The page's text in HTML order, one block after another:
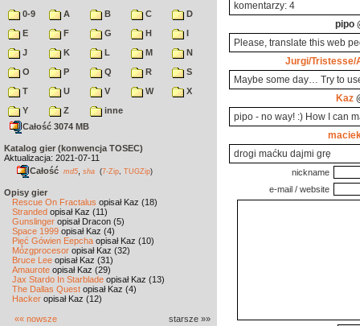
0-9 A B C
D
E
F G H
I
J
K L M
N
O
P Q R
S
T
U V W
X
Y
Z
inne
Całość 3074 MB
Katalog gier (konwencja TOSEC)
Aktualizacja: 2021-07-11
Całość md5 sha (7-Zip TUGZip)
Opisy gier
Rescue On Fractalus opisał Kaz (18)
Stranded opisał Kaz (11)
Gunslinger opisał Dracon (5)
Space 1999 opisał Kaz (4)
Pięć Gówien Eepcha opisał Kaz (10)
Mózgprocesor opisał Kaz (32)
Bruce Lee opisał Kaz (31)
Amaurote opisał Kaz (29)
Jax Stardo In Starblade opisał Kaz (13)
The Dallas Quest opisał Kaz (4)
Hacker opisał Kaz (12)
«« nowsze starsze »»
komentarzy: 4
pipo
Please, translate this web
Jurgi/Tristesse/
Maybe some day… Try to
Kaz
pipo - no way! :) How I can
drogi maćku dajmi grę
nickname
e-mail / website